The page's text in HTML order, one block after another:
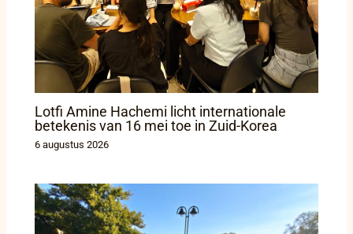
Lotfi Amine Hachemi licht internationale
betekenis van 16 mei toe in Zuid-Korea
6 augustus 2026